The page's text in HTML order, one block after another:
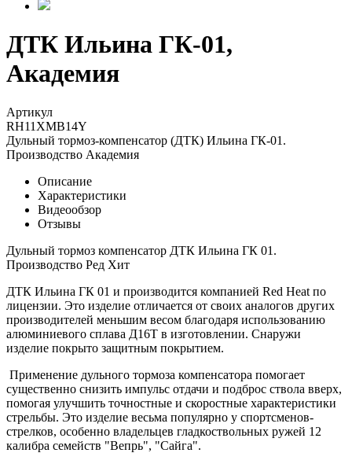
ДТК Ильина ГК-01,
Академия
Артикул
RH11XMB14Y
Дульный тормоз-компенсатор (ДТК) Ильина ГК-01.
Производство Академия
Описание
Характеристики
Видеообзор
Отзывы
Дульный тормоз компенсатор ДТК Ильина ГК 01.
Производство Ред Хит
ДТК Ильина ГК 01 и производится компанией Red Heat по
лицензии. Это изделие отличается от своих аналогов других
производителей меньшим весом благодаря использованию
алюминиевого сплава Д16Т в изготовлении. Снаружи
изделие покрыто защитным покрытием.
Применение дульного тормоза компенсатора помогает
существенно снизить импульс отдачи и подброс ствола вверх,
помогая улучшить точностные и скоростные характеристики
стрельбы. Это изделие весьма популярно у спортсменов-
стрелков, особенно владельцев гладкоствольных ружей 12
калибра семейств "Вепрь", "Сайга".